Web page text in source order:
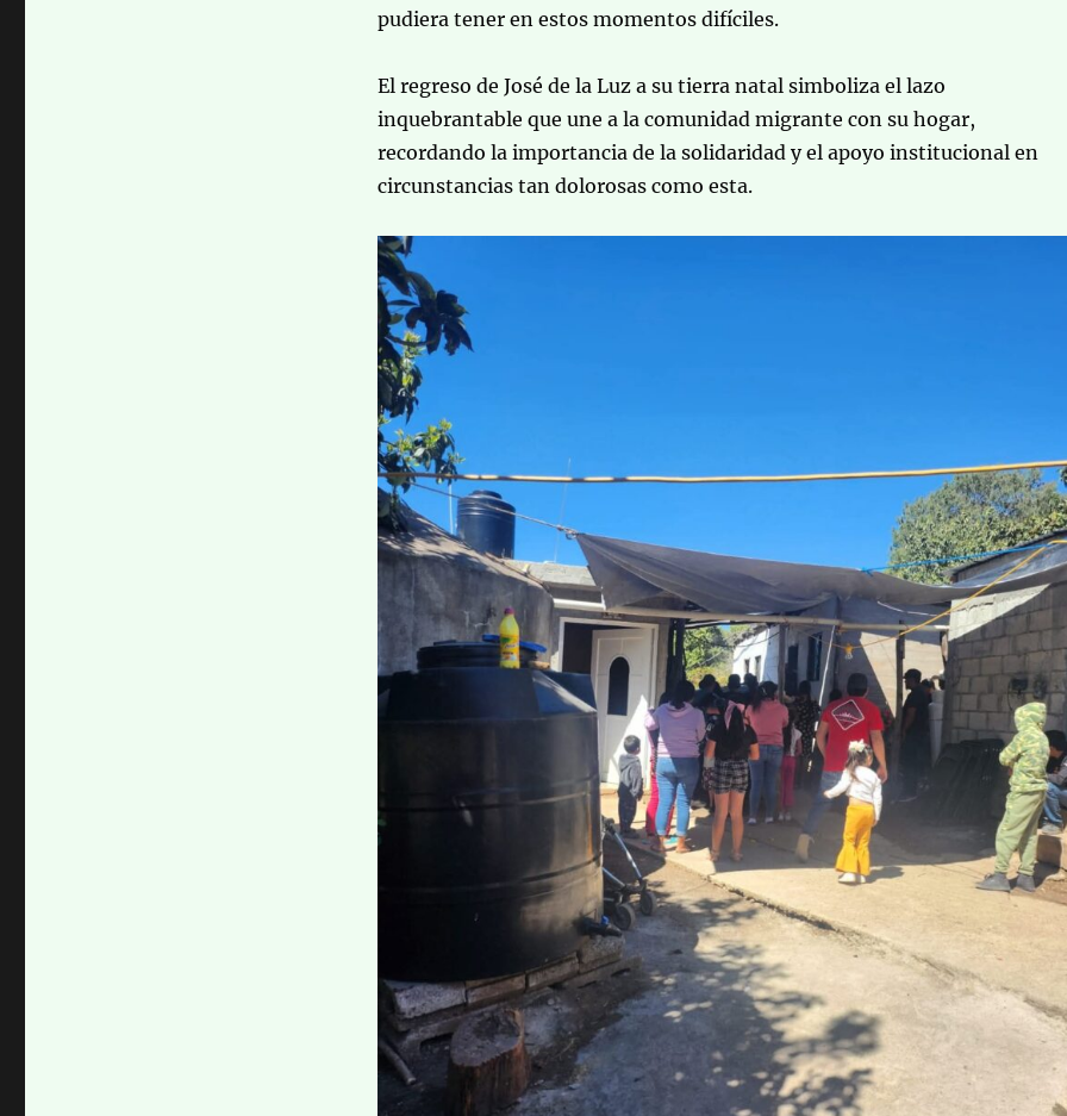
pudiera tener en estos momentos difíciles.
El regreso de José de la Luz a su tierra natal simboliza el lazo
inquebrantable que une a la comunidad migrante con su hogar,
recordando la importancia de la solidaridad y el apoyo institucional en
circunstancias tan dolorosas como esta.